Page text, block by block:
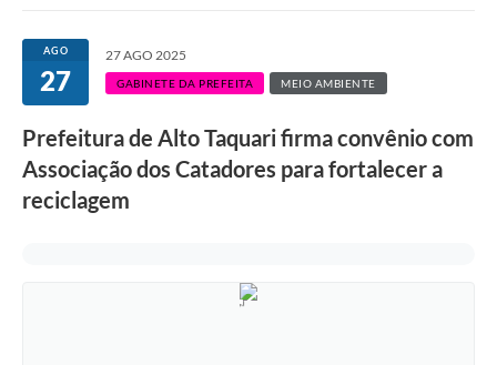
AGO
27
27 AGO 2025
GABINETE DA PREFEITA MEIO AMBIENTE
Prefeitura de Alto Taquari firma convênio com
Associação dos Catadores para fortalecer a
reciclagem